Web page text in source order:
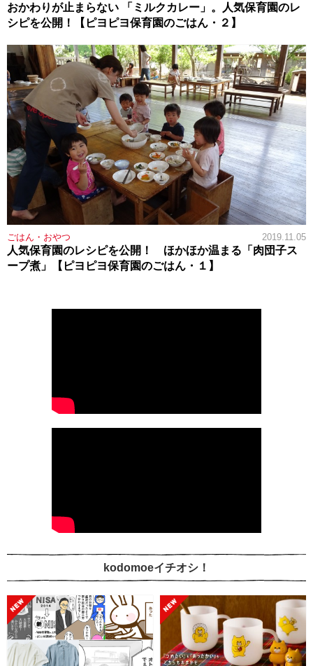
おかわりが止まらない 「ミルクカレー」。人気保育園のレ
シピを公開！【ピヨピヨ保育園のごはん・２】
ごはん・おやつ 2019.11.05
人気保育園のレシピを公開！ ほかほか温まる「肉団子ス
ープ煮」【ピヨピヨ保育園のごはん・１】
kodomoeイチオシ！